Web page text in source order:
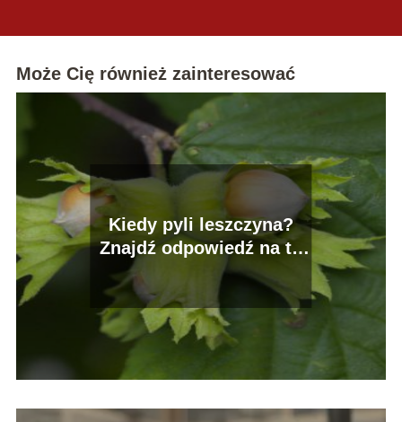
Może Cię również zainteresować
Kiedy pyli leszczyna?
Znajdź odpowiedź na to
pytanie!